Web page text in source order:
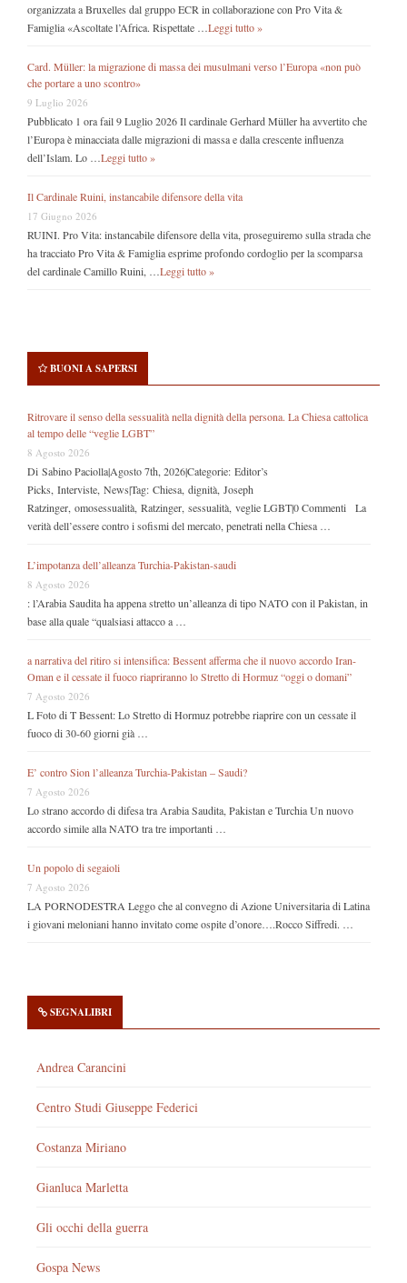
organizzata a Bruxelles dal gruppo ECR in collaborazione con Pro Vita &
Famiglia «Ascoltate l’Africa. Rispettate … Leggi tutto »
Card. Müller: la migrazione di massa dei musulmani verso l’Europa «non può
che portare a uno scontro»
9 Luglio 2026
Pubblicato 1 ora fail 9 Luglio 2026 Il cardinale Gerhard Müller ha avvertito che
l’Europa è minacciata dalle migrazioni di massa e dalla crescente influenza
dell’Islam. Lo … Leggi tutto »
Il Cardinale Ruini, instancabile difensore della vita
17 Giugno 2026
RUINI. Pro Vita: instancabile difensore della vita, proseguiremo sulla strada che
ha tracciato Pro Vita & Famiglia esprime profondo cordoglio per la scomparsa
del cardinale Camillo Ruini, … Leggi tutto »
BUONI A SAPERSI
Ritrovare il senso della sessualità nella dignità della persona. La Chiesa cattolica
al tempo delle “veglie LGBT”
8 Agosto 2026
Di Sabino Paciolla|Agosto 7th, 2026|Categorie: Editor’s
Picks, Interviste, News|Tag: Chiesa, dignità, Joseph
Ratzinger, omosessualità, Ratzinger, sessualità, veglie LGBT|0 Commenti La
verità dell’essere contro i sofismi del mercato, penetrati nella Chiesa …
L’impotanza dell’alleanza Turchia-Pakistan-saudi
8 Agosto 2026
: l’Arabia Saudita ha appena stretto un’alleanza di tipo NATO con il Pakistan, in
base alla quale “qualsiasi attacco a …
a narrativa del ritiro si intensifica: Bessent afferma che il nuovo accordo Iran-
Oman e il cessate il fuoco riapriranno lo Stretto di Hormuz “oggi o domani”
7 Agosto 2026
L Foto di T Bessent: Lo Stretto di Hormuz potrebbe riaprire con un cessate il
fuoco di 30-60 giorni già …
E’ contro Sion l’alleanza Turchia-Pakistan – Saudi?
7 Agosto 2026
Lo strano accordo di difesa tra Arabia Saudita, Pakistan e Turchia Un nuovo
accordo simile alla NATO tra tre importanti …
Un popolo di segaioli
7 Agosto 2026
LA PORNODESTRA Leggo che al convegno di Azione Universitaria di Latina
i giovani meloniani hanno invitato come ospite d’onore….Rocco Siffredi. …
SEGNALIBRI
Andrea Carancini
Centro Studi Giuseppe Federici
Costanza Miriano
Gianluca Marletta
Gli occhi della guerra
Gospa News